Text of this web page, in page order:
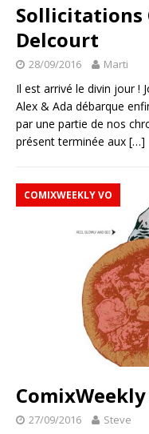
Sollicitations
Delcourt
28/09/2016 Marti
Il est arrivé le divin jour !
Alex & Ada débarque
par une partie de nos
présent terminée aux […]
COMIXWEEKLY VO
27/09/2016 Steve